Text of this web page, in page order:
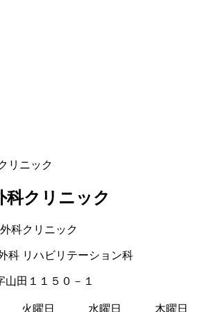
リニック
科クリニック
科 リハビリテーション科
田１１５０－１
火曜日 水曜日 木曜日